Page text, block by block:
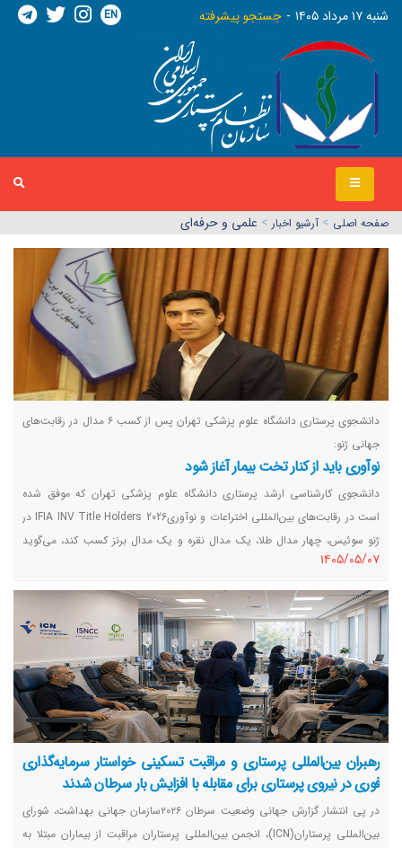
شنبه ١٧ مرداد ١٤٠٥ جستجو پیشرفته EN
صفحه اصلي > آرشیو اخبار > علمی و حرفه‌ای
دانشجوی پرستاری دانشگاه علوم پزشکی تهران پس از کسب ۶ مدال در رقابت‌های
جهانی ژنو:
نوآوری باید از کنار تخت بیمار آغاز شود
دانشجوی کارشناسی ارشد پرستاری دانشگاه علوم پزشکی تهران که موفق شده
است در رقابت‌های بین‌المللی اختراعات و نوآوریIFIA INV Title Holders 2026 در
ژنو سوئیس، چهار مدال طلا، یک مدال نقره و یک مدال برنز کسب کند، می‌گوید
نوآوری در حوزه سلامت زمانی ارزشمند است که پاسخی برای نیازهای واقعی
بیماران و نظام درمان باشد.
١٤٠٥/٠٥/٠٧
رهبران بین‌المللی پرستاری و مراقبت تسکینی خواستار سرمایه‌گذاری
فوری در نیروی پرستاری برای مقابله با افزایش بار سرطان شدند
در پی انتشار گزارش جهانی وضعیت سرطان ۲۰۲۶سازمان جهانی بهداشت، شورای
بین‌المللی پرستاران(ICN)، انجمن بین‌المللی پرستاران مراقبت از بیماران مبتلا به